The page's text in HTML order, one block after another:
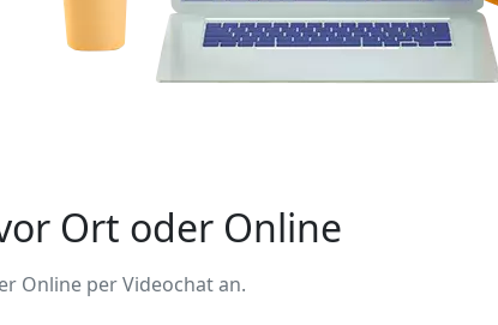
Ort oder Online
Online per Videochat an.